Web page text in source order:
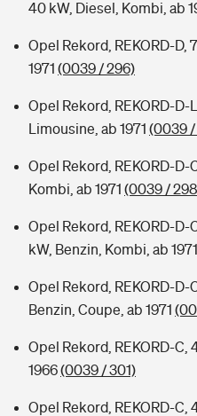
40 kW, Diesel, Kombi, ab
Opel Rekord, REKORD-D,
1971 (0039 / 296)
Opel Rekord, REKORD-D-
Limousine, ab 1971 (0039 /
Opel Rekord, REKORD-D-
Kombi, ab 1971 (0039 /
Opel Rekord, REKORD-D-
kW, Benzin, Kombi, ab 1971
Opel Rekord, REKORD-D-
Benzin, Coupe, ab 1971
Opel Rekord, REKORD-C,
1966(0039 / 301)
Opel Rekord, REKORD-C,